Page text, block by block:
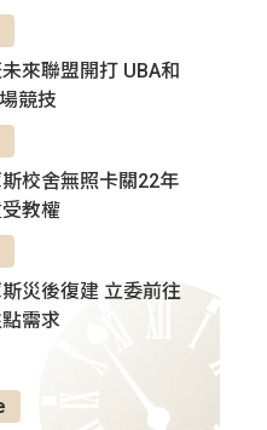
來聯盟開打 UBA和
競技
校舍無照卡關22年
教權
災後復建 立委前往
需求